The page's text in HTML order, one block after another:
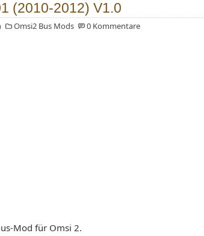
(2010-2012) V1.0
Omsi2 Bus Mods 0 Kommentare
Mod für Omsi 2.